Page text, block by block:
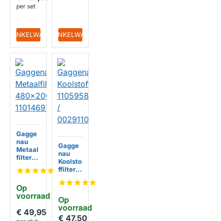
112
per set
IN WINKELWAGENIN WINKELWAGEN
Op
voorraad
Gagge
nau
Metaal
filter
00mm
97
€ 49,95
Op
voorraad
Gagge
nau
Koolsto
ffilter
89 /
06
€ 47,50